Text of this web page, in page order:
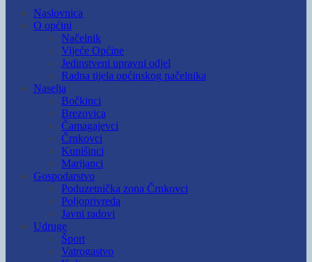
Naslovnica
O općini
Načelnik
Vijeće Općine
Jedinstveni upravni odjel
Radna tijela općinskog načelnika
Naselja
Bočkinci
Brezovica
Čamagajevci
Črnkovci
Kunišinci
Marijanci
Gospodarstvo
Poduzetnička zona Črnkovci
Poljoprivreda
Javni radovi
Udruge
Šport
Vatrogastvo